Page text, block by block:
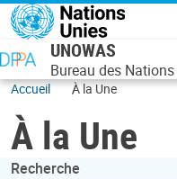
Aller au contenu principal
UNOWAS
Bureau des
Accueil À la Une
À la Une
Recherche